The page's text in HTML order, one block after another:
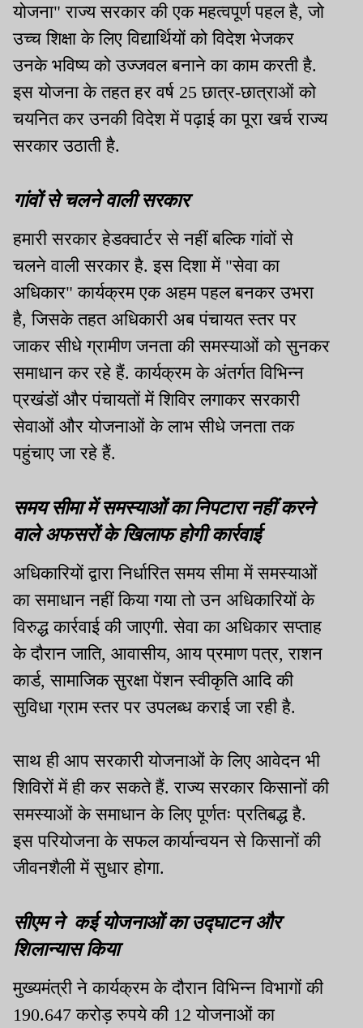
योजना" राज्य सरकार की एक महत्वपूर्ण पहल है, जो
उच्च शिक्षा के लिए विद्यार्थियों को विदेश भेजकर
उनके भविष्य को उज्जवल बनाने का काम करती है.
इस योजना के तहत हर वर्ष 25 छात्र-छात्राओं को
चयनित कर उनकी विदेश में पढ़ाई का पूरा खर्च राज्य
सरकार उठाती है.
गांवों से चलने वाली सरकार
हमारी सरकार हेडक्वार्टर से नहीं बल्कि गांवों से
चलने वाली सरकार है. इस दिशा में "सेवा का
अधिकार" कार्यक्रम एक अहम पहल बनकर उभरा
है, जिसके तहत अधिकारी अब पंचायत स्तर पर
जाकर सीधे ग्रामीण जनता की समस्याओं को सुनकर
समाधान कर रहे हैं. कार्यक्रम के अंतर्गत विभिन्न
प्रखंडों और पंचायतों में शिविर लगाकर सरकारी
सेवाओं और योजनाओं के लाभ सीधे जनता तक
पहुंचाए जा रहे हैं.
समय सीमा में समस्याओं का निपटारा नहीं करने
वाले अफसरों के खिलाफ होगी कार्रवाई
अधिकारियों द्वारा निर्धारित समय सीमा में समस्याओं
का समाधान नहीं किया गया तो उन अधिकारियों के
विरुद्ध कार्रवाई की जाएगी. सेवा का अधिकार सप्ताह
के दौरान जाति, आवासीय, आय प्रमाण पत्र, राशन
कार्ड, सामाजिक सुरक्षा पेंशन स्वीकृति आदि की
सुविधा ग्राम स्तर पर उपलब्ध कराई जा रही है.
साथ ही आप सरकारी योजनाओं के लिए आवेदन भी
शिविरों में ही कर सकते हैं. राज्य सरकार किसानों की
समस्याओं के समाधान के लिए पूर्णतः प्रतिबद्ध है.
इस परियोजना के सफल कार्यान्वयन से किसानों की
जीवनशैली में सुधार होगा.
सीएम ने कई योजनाओं का उद्घाटन और
शिलान्यास किया
मुख्यमंत्री ने कार्यक्रम के दौरान विभिन्न विभागों की
190.647 करोड़ रुपये की 12 योजनाओं का